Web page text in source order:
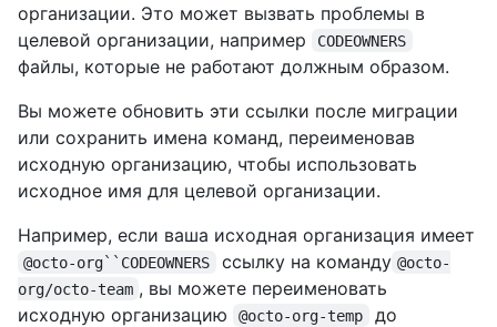
организации. Это может вызвать проблемы в
целевой организации, например
CODEOWNERS
файлы, которые не работают должным образом.
Вы можете обновить эти ссылки после миграции
или сохранить имена команд, переименовав
исходную организацию, чтобы использовать
исходное имя для целевой организации.
Например, если ваша исходная организация имеет
@octo-org``CODEOWNERS ссылку на команду @octo-
org/octo-team , вы можете переименовать
исходную организацию
@octo-org-temp
до